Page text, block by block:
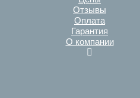
Отзывы
Оплата
Гарантия
О компании